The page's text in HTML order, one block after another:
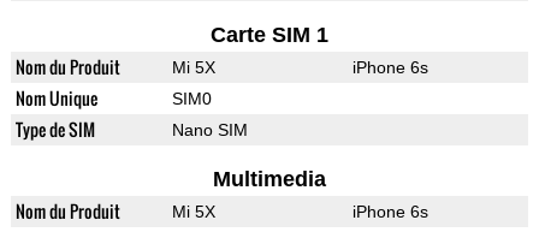
Carte SIM 1
Nom du Produit Mi 5X iPhone 6s
Nom Unique SIM0
Type de SIM Nano SIM
Multimedia
Nom du Produit Mi 5X iPhone 6s